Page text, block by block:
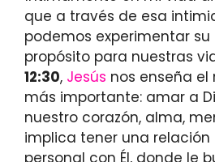
que a través de esa
podemos experimentar
propósito para nuestras
12:30, Jesús nos enseña
más importante: amar a
nuestro corazón, alma,
implica tener una
personal con Él, donde le